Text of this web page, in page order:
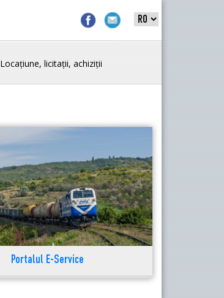
Locațiune, licitații, achiziții
Portalul E-Service